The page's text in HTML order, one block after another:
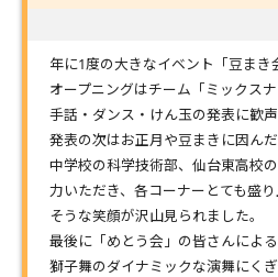
年に1度の大きなイベント「豆まき
オープニングはチーム「ミックス
手話・ダンス・けん玉の発表に歓声
発表の次はお正月や豆まきに因ん
中学校の科学技術部、仙台東高校
力いただき、各コーナーとても盛
そうな笑顔が沢山見られました。
最後に「めとう会」の皆さんによ
獅子舞のダイナミックな演舞にく